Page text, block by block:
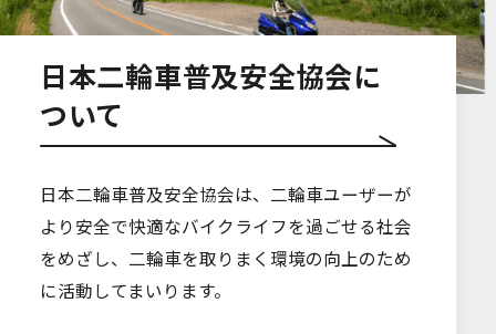
日本二輪車普及安全協会に
ついて
日本二輪車普及安全協会は、二輪車ユーザーが
より安全で快適なバイクライフを過ごせる社会
をめざし、二輪車を取りまく環境の向上のため
に活動してまいります。